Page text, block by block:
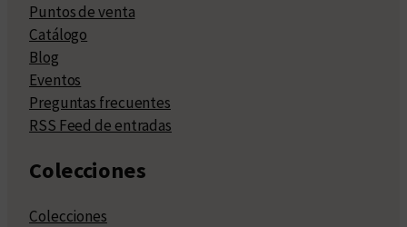
Puntos de venta
Catálogo
Blog
Eventos
Preguntas frecuentes
RSS Feed de entradas
Colecciones
Colecciones